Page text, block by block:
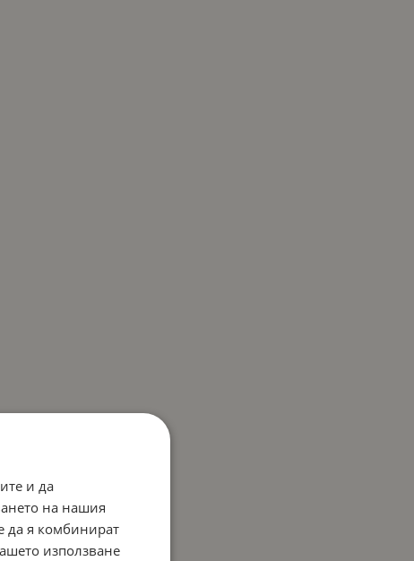
и да
на нашия
да я комбинират
използване